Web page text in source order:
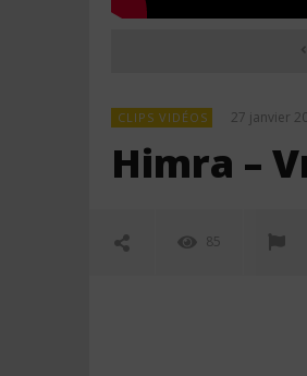
CLIPS VIDÉOS 27 janvier
Himra –
85